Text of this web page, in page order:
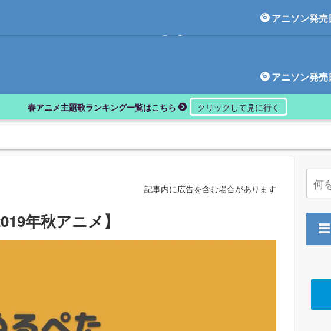
アニソン発売
アニソン発売
春アニメ主題歌ランキング一覧はこちら
記事内に広告を含む場合があります
年秋アニメ】